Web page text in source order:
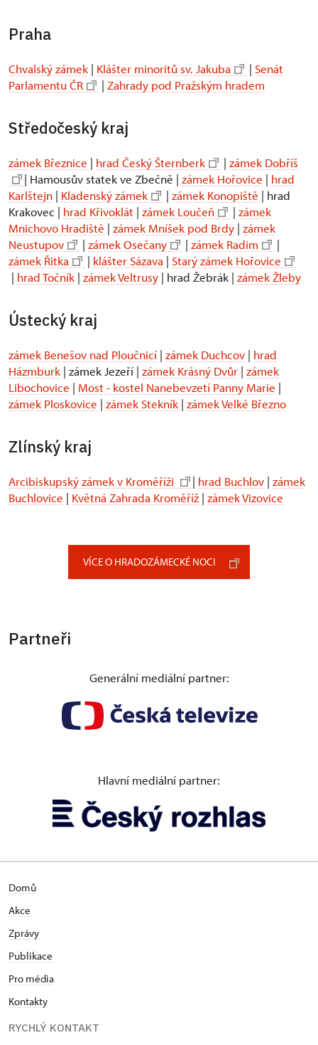
Praha
Chvalský zámek | Klášter minoritů sv. Jakuba | Senát
Parlamentu ČR
| Zahrady pod Pražským hradem
Středočeský kraj
zámek Březnice | hrad Český Šternberk | zámek Dobříš
| Hamousův statek ve Zbečně | zámek Hořovice | hrad
Karlštejn | Kladenský zámek | zámek Konopiště | hrad
Krakovec | hrad Křivoklát | zámek Loučeň | zámek
Mnichovo Hradiště | zámek Mníšek pod Brdy | zámek
Neustupov
| zámek Osečany | zámek Radim
|
zámek Řitka
| klášter Sázava | Starý zámek Hořovice
| hrad Točník | zámek Veltrusy | hrad Žebrák | zámek Žleby
Ústecký kraj
zámek Benešov nad Ploučnicí | zámek Duchcov | hrad
Házmburk | zámek Jezeří | zámek Krásný Dvůr | zámek
Libochovice | Most - kostel Nanebevzetí Panny Marie |
zámek Ploskovice | zámek Stekník | zámek Velké Březno
Zlínský kraj
Arcibiskupský zámek v Kroměříži | hrad Buchlov | zámek
Buchlovice | Květná Zahrada Kroměříž | zámek Vizovice
VÍCE O HRADOZÁMECKÉ NOCI
Partneři
Generální mediální partner:
Hlavní mediální partner:
Domů
Akce
Zprávy
Publikace
Pro média
Kontakty
RYCHLÝ KONTAKT